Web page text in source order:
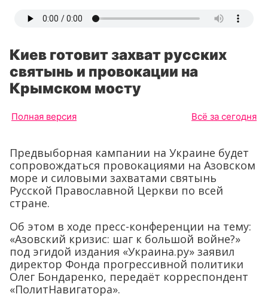
Киев готовит захват русских
святынь и провокации на
Крымском мосту
Полная версия Всё за сегодня
Предвыборная кампании на Украине будет
сопровождаться провокациями на Азовском
море и силовыми захватами святынь
Русской Православной Церкви по всей
стране.
Об этом в ходе пресс-конференции на тему:
«Азовский кризис: шаг к большой войне?»
под эгидой издания «Украина.ру» заявил
директор Фонда прогрессивной политики
Олег Бондаренко, передаёт корреспондент
«ПолитНавигатора».